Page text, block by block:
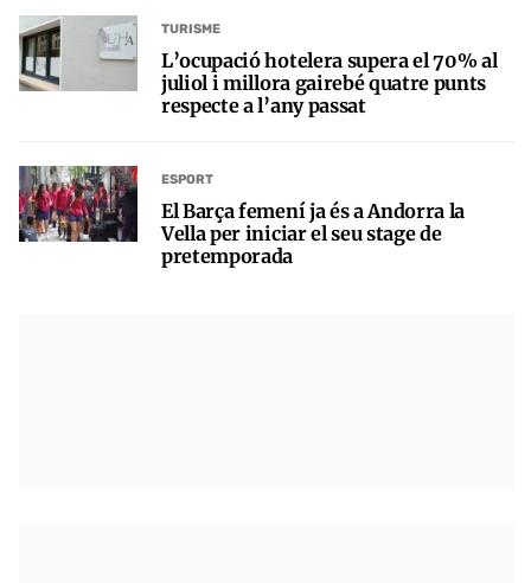
TURISME
L’ocupació hotelera supera el 70% al
juliol i millora gairebé quatre punts
respecte a l’any passat
ESPORT
El Barça femení ja és a Andorra la
Vella per iniciar el seu stage de
pretemporada